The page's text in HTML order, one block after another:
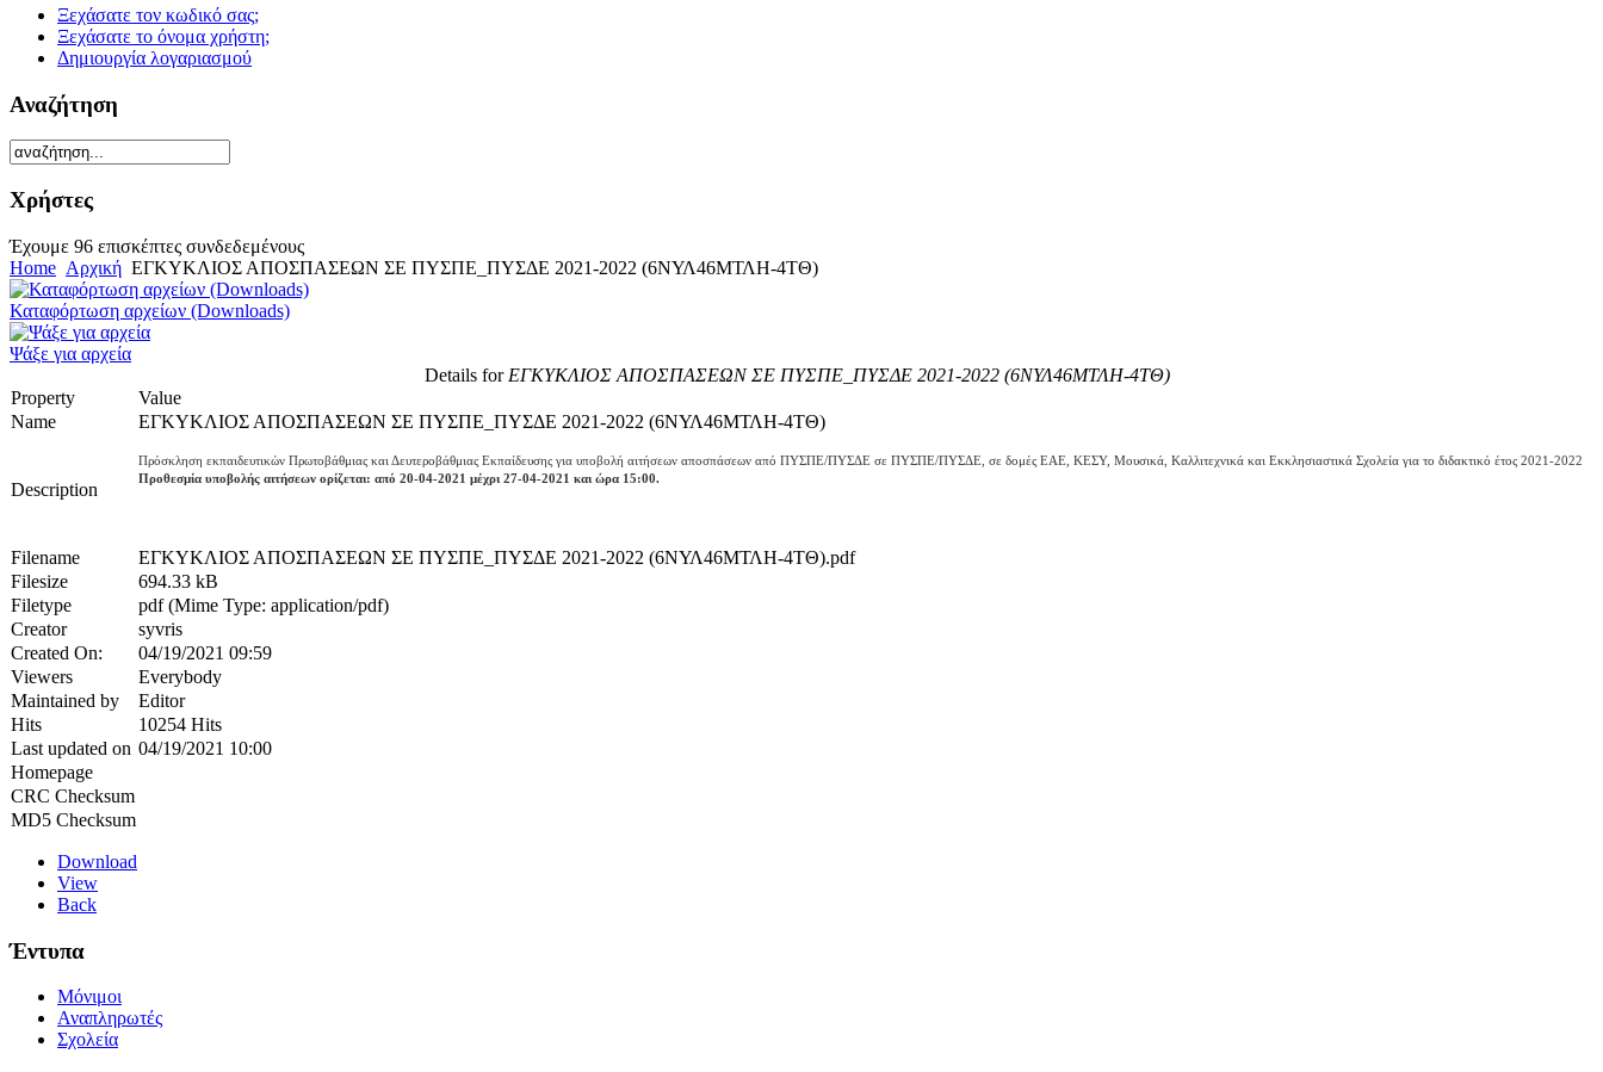
Ξεχάσατε τον κωδικό σας;
Ξεχάσατε το όνομα χρήστη;
Δημιουργία λογαριασμού
Αναζήτηση
Χρήστες
Έχουμε 96 επισκέπτες συνδεδεμένους
Home Αρχική ΕΓΚΥΚΛΙΟΣ ΑΠΟΣΠΑΣΕΩΝ ΣΕ ΠΥΣΠΕ_ΠΥΣΔΕ 2021-2022 (6ΝΥΛ46ΜΤΛΗ-4ΤΘ)
Καταφόρτωση αρχείων (Downloads)
Ψάξε για αρχεία
Details forΕΓΚΥΚΛΙΟΣ ΑΠΟΣΠΑΣΕΩΝ ΣΕ ΠΥΣΠΕ_ΠΥΣΔΕ 2021-2022 (6ΝΥΛ46ΜΤΛΗ-4ΤΘ)
Property
Value
Name
ΕΓΚΥΚΛΙΟΣ ΑΠΟΣΠΑΣΕΩΝ ΣΕ ΠΥΣΠΕ_ΠΥΣΔΕ 2021-2022 (6ΝΥΛ46ΜΤΛΗ-4ΤΘ)
Description
Πρόσκληση εκπαιδευτικών Πρωτοβάθμιας και Δευτεροβάθμιας Εκπαίδευσης για υποβολή αιτήσεων αποσπάσεων από ΠΥΣΠΕ/ΠΥΣΔΕ σε ΠΥΣΠΕ/ΠΥΣΔΕ, σε δομές ΕΑΕ, ΚΕΣΥ, Μουσικά, Καλλιτεχνικά και Εκκλησιαστικά Σχολεία για το διδακτικό έτος 2021-2022
Προθεσμία υποβολής αιτήσεων ορίζεται: από 20-04-2021 μέχρι 27-04-2021 και ώρα 15:00.
Filename
ΕΓΚΥΚΛΙΟΣ ΑΠΟΣΠΑΣΕΩΝ ΣΕ ΠΥΣΠΕ_ΠΥΣΔΕ 2021-2022 (6ΝΥΛ46ΜΤΛΗ-4ΤΘ).pdf
Filesize
694.33 kB
Filetype
pdf (Mime Type: application/pdf)
Creator
syvris
Created On:
04/19/2021 09:59
Viewers
Everybody
Maintained by
Editor
Hits
10254 Hits
Last updated on 04/19/2021 10:00
Homepage
CRC Checksum
MD5 Checksum
Download
View
Back
Έντυπα
Μόνιμοι
Αναπληρωτές
Σχολεία